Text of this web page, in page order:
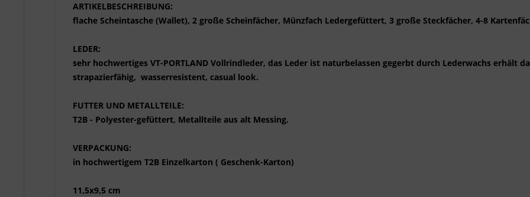
ARTIKELBESCHREIBUNG:
flache Scheintasche (Wallet), 2 große Scheinfächer, Münzfach Ledergefüttert, 3 große Steckfächer, 4-8
LEDER:
sehr hochwertiges VT-PORTLAND Vollrindleder, das Leder ist naturbelassen gegerbt durch Lederwachs erhält
strapazierfähig, wasserresistent, casual look.
FUTTER UND METALLTEILE:
T2B - Polyester-gefüttert, Metallteile aus alt Messing.
VERPACKUNG:
in hochwertigem T2B Einzelkarton ( Geschenk-Karton)
11,5x9,5 cm